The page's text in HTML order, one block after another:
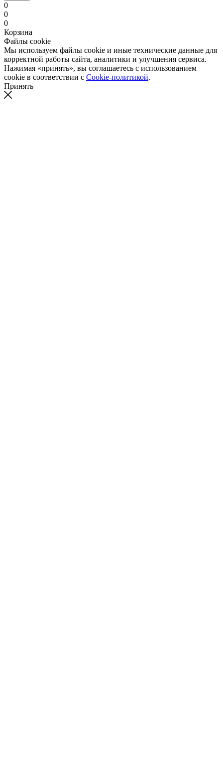
0
0
0
Корзина
Файлы cookie
Мы используем файлы cookie и иные технические данные для
корректной работы сайта, аналитики и улучшения сервиса.
Нажимая «принять», вы соглашаетесь с использованием
cookie в соответствии с Cookie-политикой.
Принять